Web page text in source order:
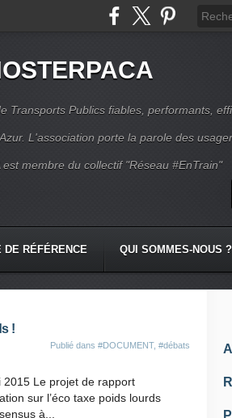
Transports Publics fiables, performants,
L'association porte la parole des
membre du collectif "Réseau #EnTrain"
DE RÉFÉRENCE QUI SOMMES-NOUS ?
!
Publié dans #DOCUMENT, #débats
Le projet de rapport
sur l’éco taxe poids lourds
à...